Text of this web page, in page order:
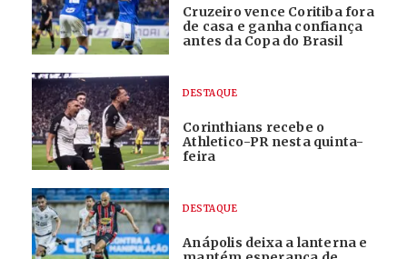
Cruzeiro vence Coritiba fora
de casa e ganha confiança
antes da Copa do Brasil
DESTAQUE
Corinthians recebe o
Athletico-PR nesta quinta-
feira
DESTAQUE
Anápolis deixa a lanterna e